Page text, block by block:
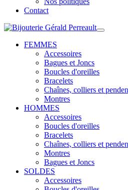
Contact
FEMMES
Accessoires
Bagues et Joncs
Boucles d'oreilles
Bracelets
Chaînes, colliers et
Montres
HOMMES
Accessoires
Boucles d'oreilles
Bracelets
Chaînes, colliers et
Montres
Bagues et Joncs
SOLDES
Accessoires